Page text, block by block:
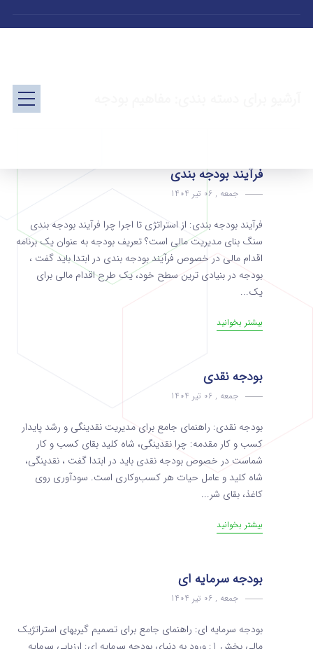
فرآیند بودجه بندی
جمعه , 06 تیر 1404
فرآیند بودجه بندی: از استراتژی تا اجرا چرا فرآیند بودجه بندی
سنگ بنای مدیریت مالی است؟ تعریف بودجه به عنوان یک برنامه
اقدام مالی در خصوص فرآیند بودجه بندی در ابتدا باید گفت ،
بودجه در بنیادی ترین سطح خود، یک طرح اقدام مالی برای
یک...
بیشتر بخوانید
بودجه نقدی
جمعه , 06 تیر 1404
بودجه نقدی: راهنمای جامع برای مدیریت نقدینگی و رشد پایدار
کسب و کار مقدمه: چرا نقدینگی، شاه کلید بقای کسب و کار
شماست در خصوص بودجه نقدی باید در ابتدا گفت ، نقدینگی،
شاه کلید و عامل حیات هر کسب‌وکاری است. سودآوری روی
کاغذ، بقای شر...
بیشتر بخوانید
بودجه سرمایه ای
جمعه , 06 تیر 1404
بودجه سرمایه ای: راهنمای جامع برای تصمیم گیریهای استراتژیک